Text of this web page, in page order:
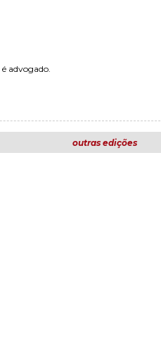
é advogado.
outras edições